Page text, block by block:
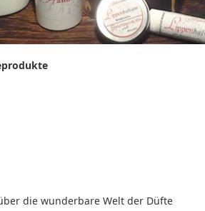
die wunderbare Welt der Düfte